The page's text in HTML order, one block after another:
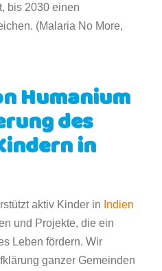
bis 2030 einen
(Malaria No More,
Humanium
des
in
aktiv Kinder in Indien
und Projekte, die ein
Leben fördern. Wir
ganzer Gemeinden